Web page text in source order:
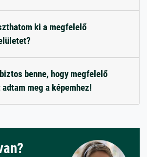
ki a megfelelő
benne, hogy megfelelő
meg a képemhez!